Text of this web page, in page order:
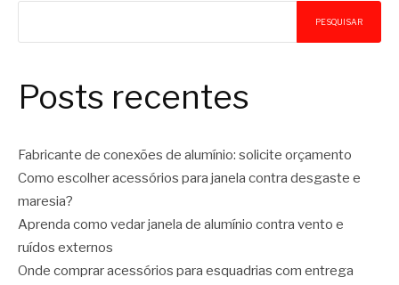
PESQUISAR
Posts recentes
Fabricante de conexões de alumínio: solicite orçamento
Como escolher acessórios para janela contra desgaste e
maresia?
Aprenda como vedar janela de alumínio contra vento e
ruídos externos
Onde comprar acessórios para esquadrias com entrega